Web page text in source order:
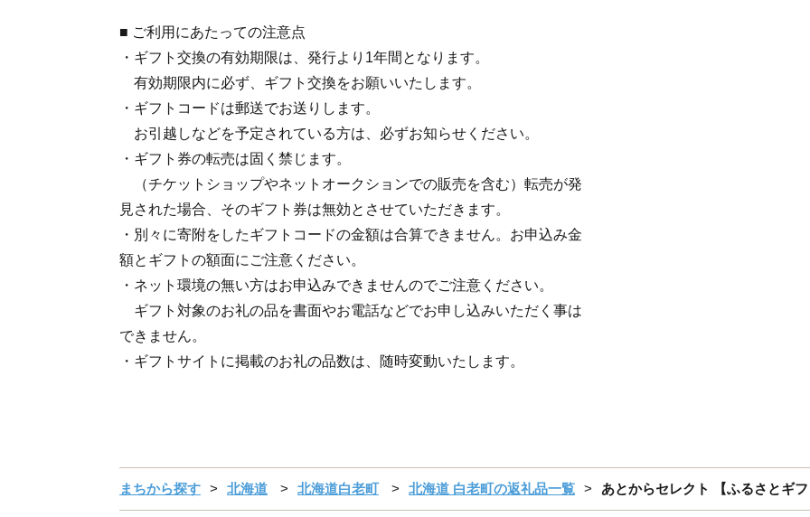
■ ご利用にあたっての注意点
・ギフト交換の有効期限は、発行より1年間となります。
有効期限内に必ず、ギフト交換をお願いいたします。
・ギフトコードは郵送でお送りします。
お引越しなどを予定されている方は、必ずお知らせください。
・ギフト券の転売は固く禁じます。
（チケットショップやネットオークションでの販売を含む）転売が発
見された場合、そのギフト券は無効とさせていただきます。
・別々に寄附をしたギフトコードの金額は合算できません。お申込み金
額とギフトの額面にご注意ください。
・ネット環境の無い方はお申込みできませんのでご注意ください。
ギフト対象のお礼の品を書面やお電話などでお申し込みいただく事は
できません。
・ギフトサイトに掲載のお礼の品数は、随時変動いたします。
まちから探す 北海道 北海道白老町 北海道 白老町の返礼品一覧 あとからセレクト 【ふるさとギフ